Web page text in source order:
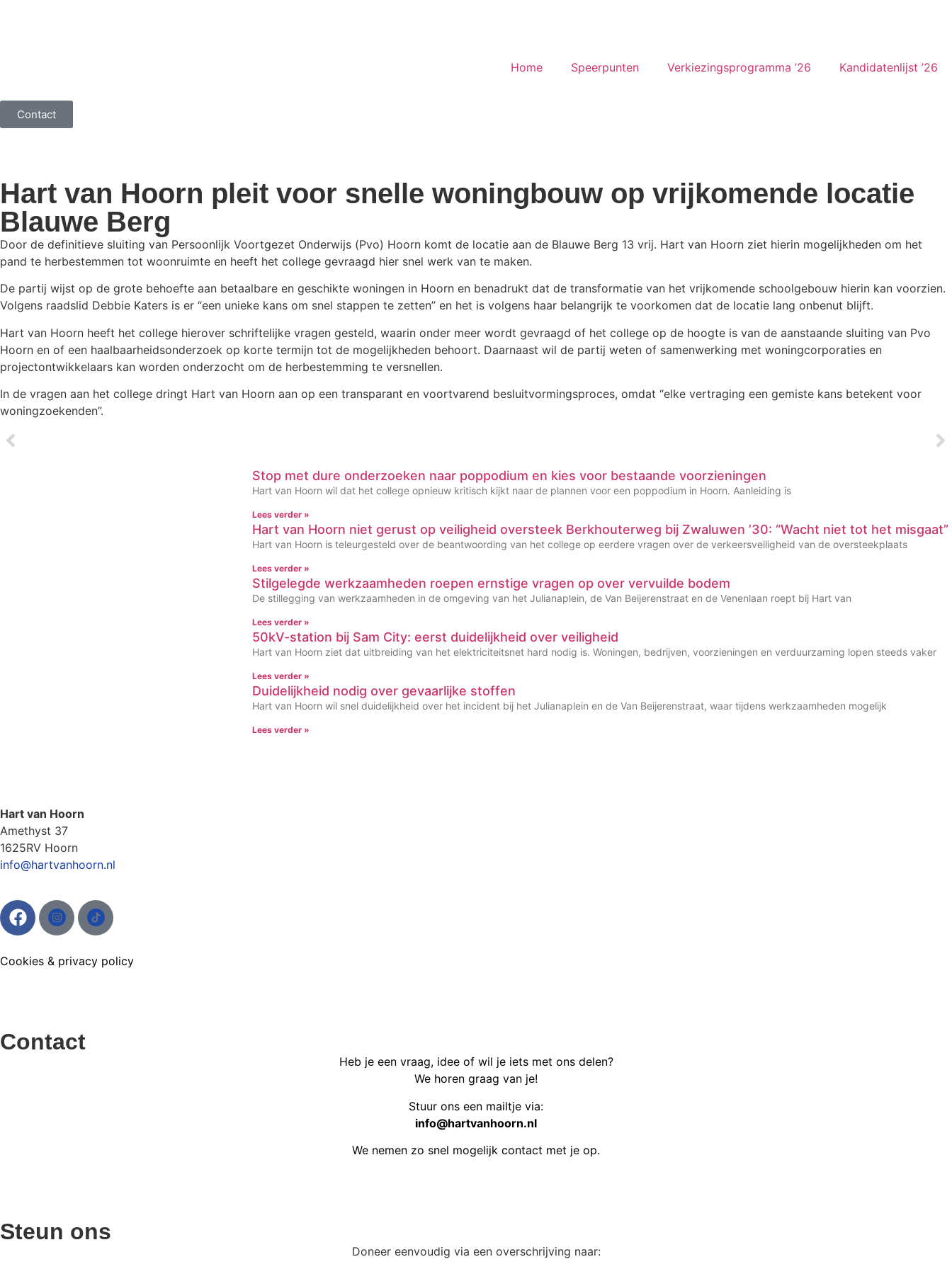
Home Speerpunten Verkiezingsprogramma ’26 Kandidatenlijst ’26
Contact
Hart van Hoorn pleit voor snelle woningbouw op vrijkomende locatie
Blauwe Berg
Door de definitieve sluiting van Persoonlijk Voortgezet Onderwijs (Pvo) Hoorn komt de locatie aan de Blauwe Berg 13 vrij. Hart van Hoorn ziet hierin mogelijkheden om het
pand te herbestemmen tot woonruimte en heeft het college gevraagd hier snel werk van te maken.
De partij wijst op de grote behoefte aan betaalbare en geschikte woningen in Hoorn en benadrukt dat de transformatie van het vrijkomende schoolgebouw hierin kan voorzien.
Volgens raadslid Debbie Katers is er “een unieke kans om snel stappen te zetten” en het is volgens haar belangrijk te voorkomen dat de locatie lang onbenut blijft.
Hart van Hoorn heeft het college hierover schriftelijke vragen gesteld, waarin onder meer wordt gevraagd of het college op de hoogte is van de aanstaande sluiting van Pvo
Hoorn en of een haalbaarheidsonderzoek op korte termijn tot de mogelijkheden behoort. Daarnaast wil de partij weten of samenwerking met woningcorporaties en
projectontwikkelaars kan worden onderzocht om de herbestemming te versnellen.
In de vragen aan het college dringt Hart van Hoorn aan op een transparant en voortvarend besluitvormingsproces, omdat “elke vertraging een gemiste kans betekent voor
woningzoekenden”.
Stop met dure onderzoeken naar poppodium en kies voor bestaande voorzieningen
Hart van Hoorn wil dat het college opnieuw kritisch kijkt naar de plannen voor een poppodium in Hoorn. Aanleiding is
Lees verder »
Hart van Hoorn niet gerust op veiligheid oversteek Berkhouterweg bij Zwaluwen ’30: “Wacht niet tot het misgaat”
Hart van Hoorn is teleurgesteld over de beantwoording van het college op eerdere vragen over de verkeersveiligheid van de oversteekplaats
Lees verder »
Stilgelegde werkzaamheden roepen ernstige vragen op over vervuilde bodem
De stillegging van werkzaamheden in de omgeving van het Julianaplein, de Van Beijerenstraat en de Venenlaan roept bij Hart van
Lees verder »
50kV-station bij Sam City: eerst duidelijkheid over veiligheid
Hart van Hoorn ziet dat uitbreiding van het elektriciteitsnet hard nodig is. Woningen, bedrijven, voorzieningen en verduurzaming lopen steeds vaker
Lees verder »
Duidelijkheid nodig over gevaarlijke stoffen
Hart van Hoorn wil snel duidelijkheid over het incident bij het Julianaplein en de Van Beijerenstraat, waar tijdens werkzaamheden mogelijk
Lees verder »
Hart van Hoorn
Amethyst 37
1625RV Hoorn
info@hartvanhoorn.nl
Cookies & privacy policy
Contact
Heb je een vraag, idee of wil je iets met ons delen?
We horen graag van je!
Stuur ons een mailtje via:
info@hartvanhoorn.nl
We nemen zo snel mogelijk contact met je op.
Steun ons
Doneer eenvoudig via een overschrijving naar: